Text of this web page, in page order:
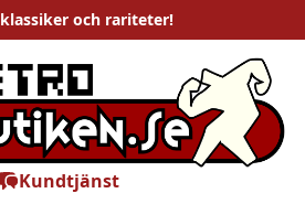
klassiker och rariteter!
Kundtjänst